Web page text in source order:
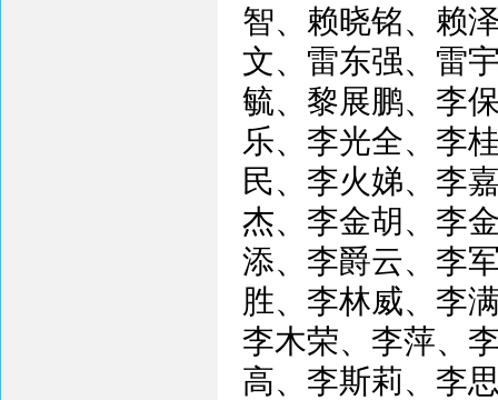
智、赖晓铭、赖
文、雷东强、雷
毓、黎展鹏、李
乐、李光全、李
民、李火娣、李
杰、李金胡、李
添、李爵云、李
胜、李林威、李
李木荣、李萍、
高、李斯莉、李